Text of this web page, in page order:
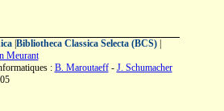
| Bibliotheca Classica Selecta (BCS)|
Meurant
: B. Maroutaeff- J. Schumacher